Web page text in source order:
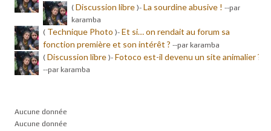
( Discussion libre )- La sourdine abusive ! --par
karamba
( Technique Photo )- Et si… on rendait au forum sa
fonction première et son intérêt ? --par karamba
( Discussion libre )- Fotoco est-il devenu un site animalier ?
--par karamba
Aucune donnée
Aucune donnée